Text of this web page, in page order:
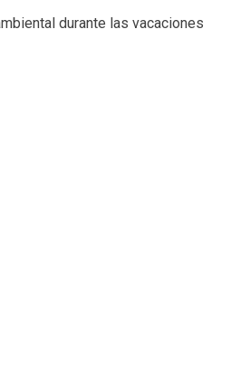
durante las vacaciones